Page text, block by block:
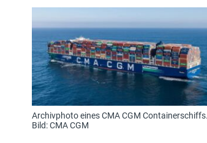
Archivphoto eines CMA CGM Containerschiffs.
Bild: CMA CGM